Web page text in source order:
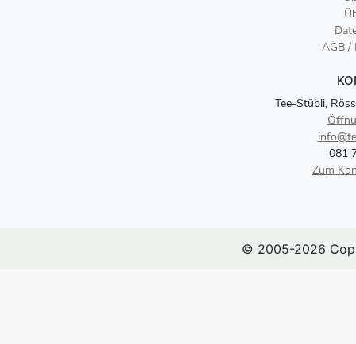
AGB /
Tee-Stübli,
081
Zum
© 2005-2026